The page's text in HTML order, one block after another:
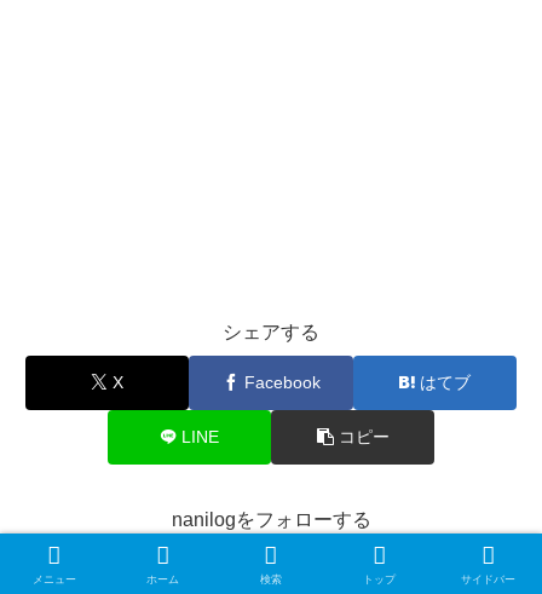
シェアする
X Facebook はてブ
LINE コピー
nanilogをフォローする
メニュー ホーム 検索 トップ サイドバー